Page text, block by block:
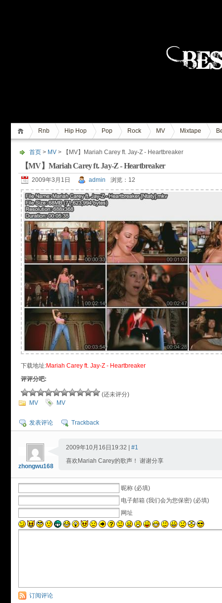
Rnb Hip Hop Pop Rock MV Mixtape
首页 > MV > 【MV】Mariah Carey ft. Jay-Z - Heartbreaker
【MV】Mariah Carey ft. Jay-Z - Heartbreaker
2009年3月1日 admin 浏览：12
下载地址:Mariah Carey ft. Jay-Z - Heartbreaker
评评分吧:
(还未评分)
MV
MV
发表评论 Trackback
zhongwu168
2009年10月16日19:32 | #1
喜欢Mariah Carey的歌声！ 谢谢分享
昵称 (必填)
电子邮箱 (我们会为您保密) (必填)
网址
订阅评论